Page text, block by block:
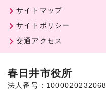
サイトマップ
サイトポリシー
交通アクセス
春日井市役所
法人番号：1000020232068